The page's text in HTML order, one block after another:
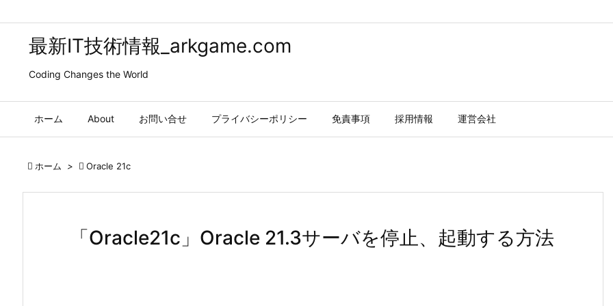
最新IT技術情報_arkgame.com
Coding Changes the World
ホーム About お問い合せ プライバシーポリシー 免責事項 採用情報 運営会社
 ホーム >  Oracle 21c
「Oracle21c」Oracle 21.3サーバを停止、起動する方法